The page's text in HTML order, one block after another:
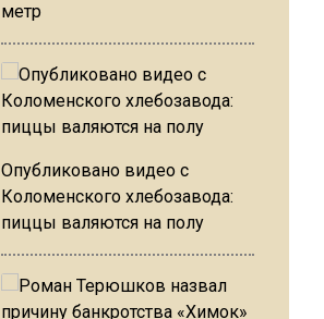
метр
Опубликовано видео с
Коломенского хлебозавода:
пиццы валяются на полу